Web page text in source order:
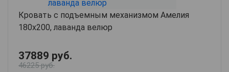
Кровать с подъемным механизмом Амелия
180х200, лаванда велюр
37889 руб.
46225 руб.